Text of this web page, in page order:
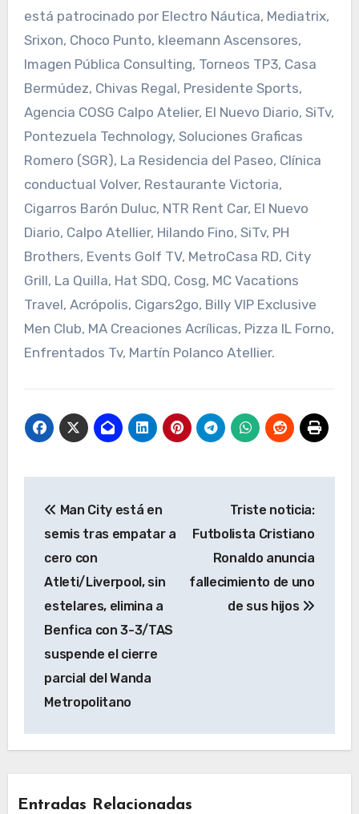
está patrocinado por Electro Náutica, Mediatrix,
Srixon, Choco Punto, kleemann Ascensores,
Imagen Pública Consulting, Torneos TP3, Casa
Bermúdez, Chivas Regal, Presidente Sports,
Agencia COSG Calpo Atelier, El Nuevo Diario, SiTv,
Pontezuela Technology, Soluciones Graficas
Romero (SGR), La Residencia del Paseo, Clínica
conductual Volver, Restaurante Victoria,
Cigarros Barón Duluc, NTR Rent Car, El Nuevo
Diario, Calpo Atellier, Hilando Fino, SiTv, PH
Brothers, Events Golf TV, MetroCasa RD, City
Grill, La Quilla, Hat SDQ, Cosg, MC Vacations
Travel, Acrópolis, Cigars2go, Billy VIP Exclusive
Men Club, MA Creaciones Acrílicas, Pizza IL Forno,
Enfrentados Tv, Martín Polanco Atellier.
de
entradas
Man City está en
semis tras empatar a
cero con
Atleti/Liverpool, sin
estelares, elimina a
Benfica con 3-3/TAS
suspende el cierre
parcial del Wanda
Metropolitano
Triste noticia:
Futbolista Cristiano
Ronaldo anuncia
fallecimiento de uno
de sus hijos
Entradas Relacionadas